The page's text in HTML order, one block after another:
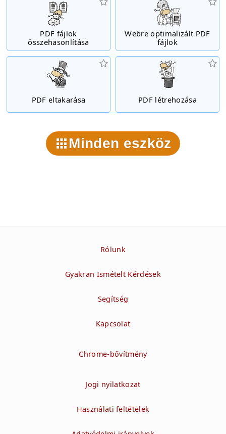
PDF fájlok
összehasonlítása
Webre optimalizált PDF
fájlok
PDF eltakarása PDF létrehozása
Minden eszköz
Rólunk
Gyakran Ismételt Kérdések
Segítség
Kapcsolat
Chrome-bővítmény
Jogi nyilatkozat
Használati feltételek